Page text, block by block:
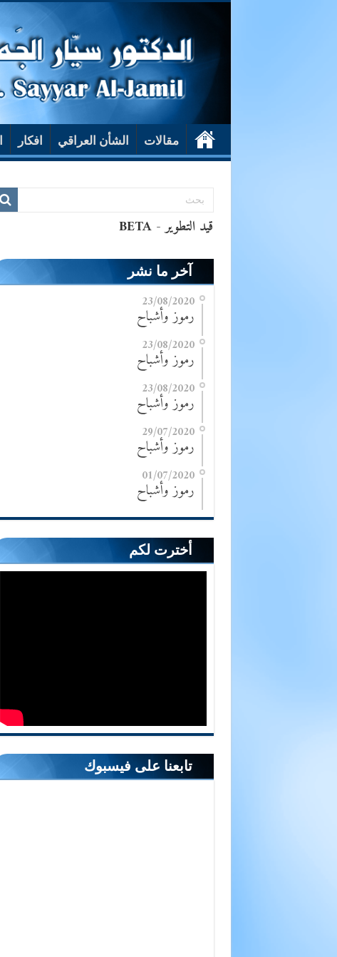
مقالات الشأن العراقي افكار
آخر ما نشر
23/08/2020
رموز وأشباح
23/08/2020
رموز وأشباح
23/08/2020
رموز وأشباح
29/07/2020
رموز وأشباح
01/07/2020
رموز وأشباح
أخترت لكم
تابعنا على فيسبوك